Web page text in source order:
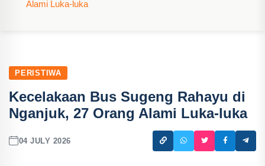
Alami Luka-luka
PERISTIWA
Kecelakaan Bus Sugeng Rahayu di
Nganjuk, 27 Orang Alami Luka-luka
04 JULY 2026